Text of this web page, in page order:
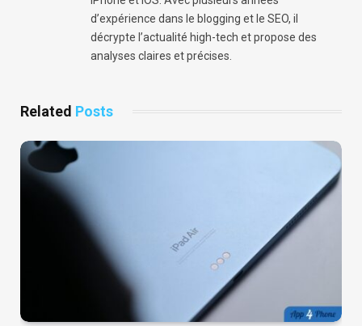
d’expérience dans le blogging et le SEO, il
décrypte l’actualité high-tech et propose des
analyses claires et précises.
Related Posts